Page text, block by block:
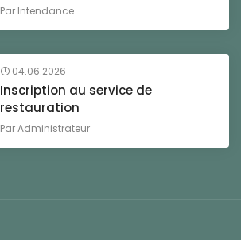
Par Intendance
04.06.2026
Inscription au service de
restauration
ParAdministrateur